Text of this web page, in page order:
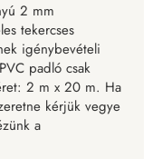
2 mm
tekercses
igénybevételi
padló csak
2 m x 20 m. Ha
kérjük vegye
a